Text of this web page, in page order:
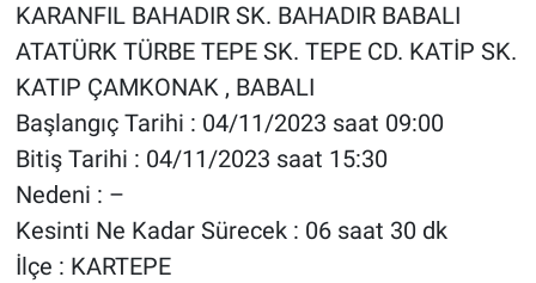
KARANFIL BAHADIR SK. BAHADIR BABALI
ATATÜRK TÜRBE TEPE SK. TEPE CD. KATİP SK.
KATIP ÇAMKONAK , BABALI
Başlangıç Tarihi : 04/11/2023 saat 09:00
Bitiş Tarihi : 04/11/2023 saat 15:30
Nedeni : –
Kesinti Ne Kadar Sürecek : 06 saat 30 dk
İlçe : KARTEPE